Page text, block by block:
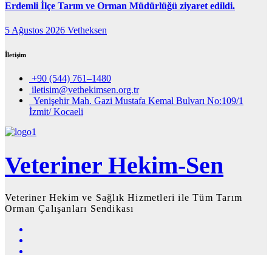
Erdemli İlçe Tarım ve Orman Müdürlüğü ziyaret edildi.
5 Ağustos 2026 Vetheksen
İletişim
+90 (544) 761–1480
iletisim@vethekimsen.org.tr
Yenişehir Mah. Gazi Mustafa Kemal Bulvarı No:109/1
İzmit/ Kocaeli
Veteriner Hekim-Sen
Veteriner Hekim ve Sağlık Hizmetleri ile Tüm Tarım
Orman Çalışanları Sendikası